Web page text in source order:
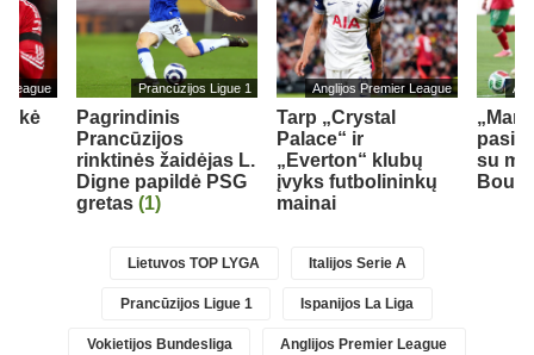
League Prancūzijos Ligue 1
Pagrindinis
Prancūzijos
rinktinės žaidėjas L.
Digne papildė PSG
gretas (1)
Anglijos Premier League
Tarp „Crystal
Palace“ ir
„Everton“ klubų
įvyks futbolininkų
mainai
„Man
su
Lietuvos TOP LYGA Italijos Serie A
Prancūzijos Ligue 1 Ispanijos La Liga
Vokietijos Bundesliga Anglijos Premier League